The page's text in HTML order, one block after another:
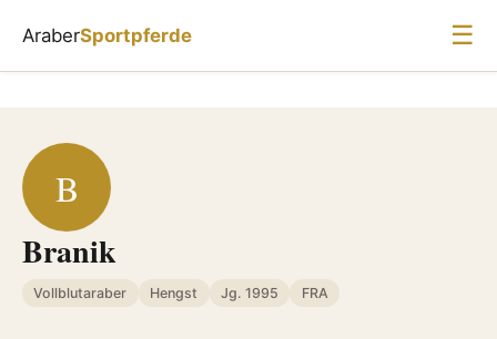
AraberSportpferde ☰
B
Branik
Vollblutaraber Hengst Jg. 1995 FRA